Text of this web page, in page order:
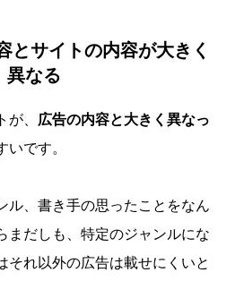
とサイトの内容が大きく
異なる
、 広告の内容と大きく異なっ
いです。
ル、書き手の思ったことをなん
まだしも、特定のジャンルにな
それ以外の広告は載せにくいと